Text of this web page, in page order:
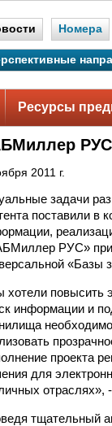
Номера
Ресурсы
РУС
2011 г.
задачи
поставили в
РУС»
«Базы
повысить
информации и
проекта
для
тщательный